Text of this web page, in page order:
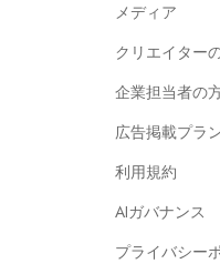
メディア
クリエイター
企業担当者の
広告掲載プラ
利用規約
AIガバナンス
プライバシー